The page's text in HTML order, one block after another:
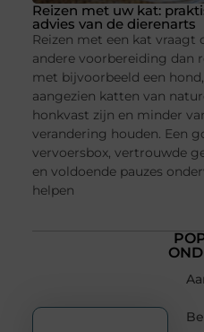
Reizen met uw kat:
advies van de dierenarts
Reizen met een kat vraagt
andere voorbereiding dan
met bijvoorbeeld een hond,
aangezien katten van
honkvast zijn en minder
verandering houden. Een
vervoersbox, vertrouwde
en voldoende pauzes
helpen